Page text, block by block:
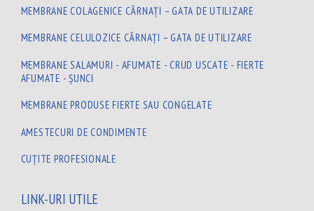
MEMBRANE COLAGENICE CÂRNAȚI – GATA DE UTILIZARE
MEMBRANE CELULOZICE CÂRNAȚI – GATA DE UTILIZARE
MEMBRANE SALAMURI - AFUMATE - CRUD USCATE - FIERTE
AFUMATE - ȘUNCI
MEMBRANE PRODUSE FIERTE SAU CONGELATE
AMESTECURI DE CONDIMENTE
CUȚITE PROFESIONALE
LINK-URI UTILE